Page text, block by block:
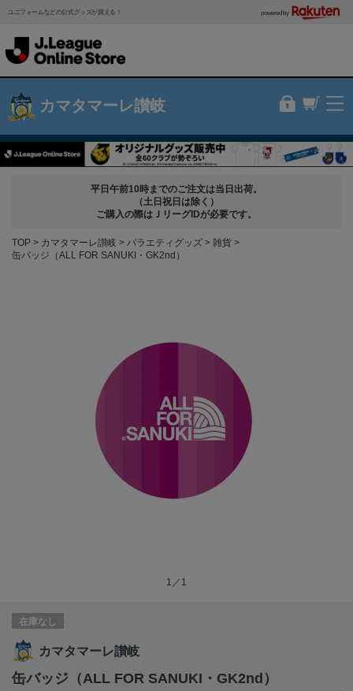
ユニフォームなどの公式グッズが買える！ powered by
カマタマーレ讃岐
平日午前10時までのご注文は当日出荷。
（土日祝日は除く）
ご購入の際はＪリーグIDが必要です。
TOP カマタマーレ讃岐 バラエティグッズ
雑貨
缶バッジ（ALL FOR SANUKI・GK2nd）
1／1
在庫なし
カマタマーレ讃岐
缶バッジ（ALL FOR SANUKI・GK2nd）